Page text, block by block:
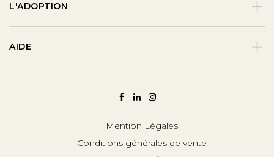
L'ADOPTION
AIDE
Mention Légales
Conditions générales de vente